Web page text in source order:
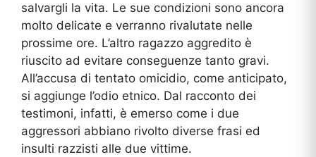
salvargli la vita. Le sue condizioni sono ancora
molto delicate e verranno rivalutate nelle
prossime ore. L’altro ragazzo aggredito è
riuscito ad evitare conseguenze tanto gravi.
All’accusa di tentato omicidio, come anticipato,
si aggiunge l’odio etnico. Dal racconto dei
testimoni, infatti, è emerso come i due
aggressori abbiano rivolto diverse frasi ed
insulti razzisti alle due vittime.